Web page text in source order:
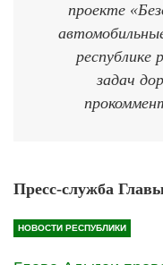
проекте
республике
задач
Пресс-служба
НОВОСТИ РЕСПУБЛИКИ